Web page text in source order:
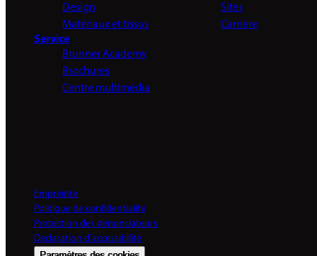
Design
Matériaux et tissus
Sites
Carrière
Service
Brunner Academy
Brochures
Centre multimédia
Empreinte
Politique de confidentialité
Protection des dénonciateurs
Déclaration d'accessibilité